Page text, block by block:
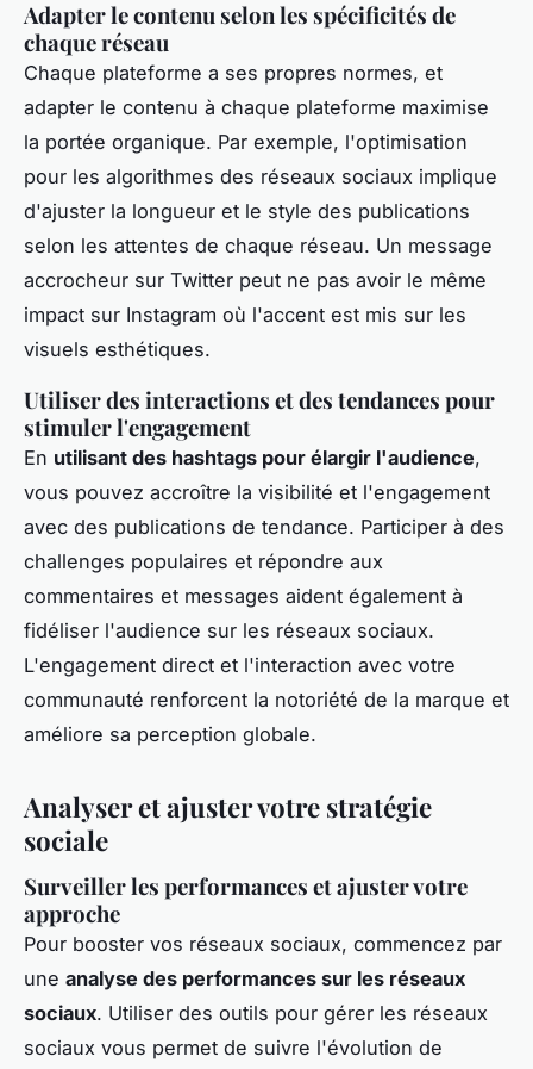
Adapter le contenu selon les spécificités de
chaque réseau
Chaque plateforme a ses propres normes, et
adapter le contenu à chaque plateforme maximise
la portée organique. Par exemple, l'optimisation
pour les algorithmes des réseaux sociaux implique
d'ajuster la longueur et le style des publications
selon les attentes de chaque réseau. Un message
accrocheur sur Twitter peut ne pas avoir le même
impact sur Instagram où l'accent est mis sur les
visuels esthétiques.
Utiliser des interactions et des tendances pour
stimuler l'engagement
En utilisant des hashtags pour élargir l'audience,
vous pouvez accroître la visibilité et l'engagement
avec des publications de tendance. Participer à des
challenges populaires et répondre aux
commentaires et messages aident également à
fidéliser l'audience sur les réseaux sociaux.
L'engagement direct et l'interaction avec votre
communauté renforcent la notoriété de la marque et
améliore sa perception globale.
Analyser et ajuster votre stratégie
sociale
Surveiller les performances et ajuster votre
approche
Pour booster vos réseaux sociaux, commencez par
une analyse des performances sur les réseaux
sociaux. Utiliser des outils pour gérer les réseaux
sociaux vous permet de suivre l'évolution de